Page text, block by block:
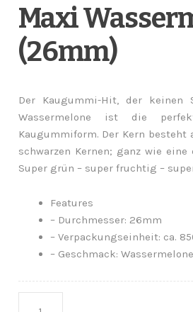
Maxi
(26mm)
Der Kaugummi-Hit, der keinen
Wassermelone ist die
Kaugummiform. Der Kern besteht
schwarzen Kernen; ganz wie eine
Super grün – super fruchtig –
Features
– Durchmesser: 26mm
– Verpackungseinheit: ca.
– Geschmack: Wassermelone